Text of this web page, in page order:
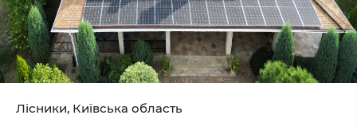
Лісники, Київська область